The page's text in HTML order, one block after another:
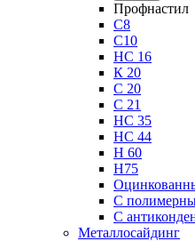
Профнастил
С8
С10
НС 16
К 20
С 20
С 21
НС 35
НС 44
Н 60
Н75
С
С
Металлосайдинг